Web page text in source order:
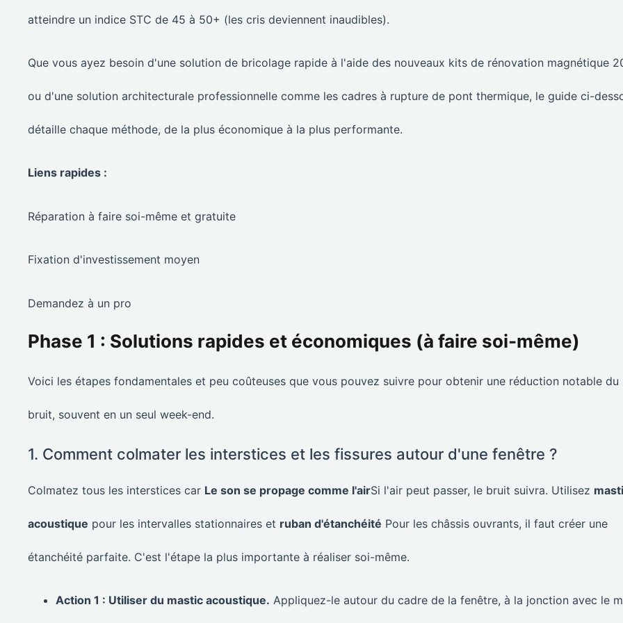
atteindre un indice STC de 45 à 50+ (les cris deviennent inaudibles).
Que vous ayez besoin d'une solution de bricolage rapide à l'aide des nouveaux kits de rénovation magnétique
ou d'une solution architecturale professionnelle comme les cadres à rupture de pont thermique, le guide ci-
détaille chaque méthode, de la plus économique à la plus performante.
Liens rapides :
Réparation à faire soi-même et gratuite
Fixation d'investissement moyen
Demandez à un pro
Phase 1 : Solutions rapides et économiques (à faire soi-même)
Voici les étapes fondamentales et peu coûteuses que vous pouvez suivre pour obtenir une réduction notable du
bruit, souvent en un seul week-end.
1. Comment colmater les interstices et les fissures autour d'une fenêtre ?
Colmatez tous les interstices car Le son se propage comme l'airSi l'air peut passer, le bruit suivra. Utilisez
acoustique pour les intervalles stationnaires et ruban d'étanchéité Pour les châssis ouvrants, il faut créer une
étanchéité parfaite. C'est l'étape la plus importante à réaliser soi-même.
Action 1 : Utiliser du mastic acoustique. Appliquez-le autour du cadre de la fenêtre, à la jonction avec le